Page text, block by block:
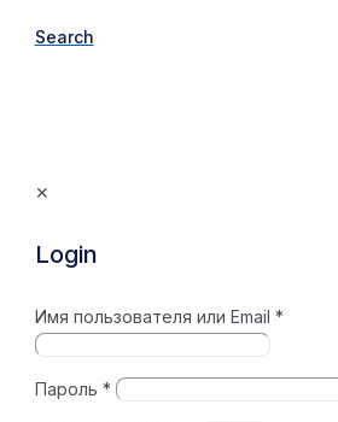
Search
✕
Login
Имя пользователя или Email *
Пароль *